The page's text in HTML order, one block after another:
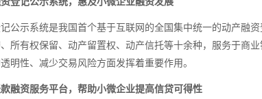
公示系统是我国首个基于互联网的全国集中统一的动产融
所有权保留、动产留置权、动产信托等十余种，服务于商
明性、减少交易风险方面发挥着重要作用。
融资服务平台，帮助小微企业提高信贷可得性